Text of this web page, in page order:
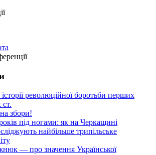
революційної боротьби перших
ст.
збори!
під ногами: як на Черкащині
найбільше трипільське
— про значення Української